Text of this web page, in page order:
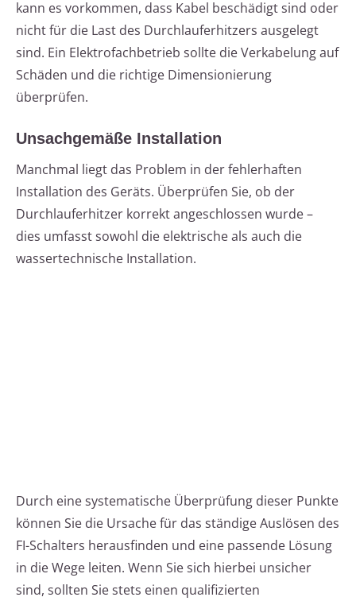
kann es vorkommen, dass Kabel beschädigt sind oder
nicht für die Last des Durchlauferhitzers ausgelegt
sind. Ein Elektrofachbetrieb sollte die Verkabelung auf
Schäden und die richtige Dimensionierung
überprüfen.
Unsachgemäße Installation
Manchmal liegt das Problem in der fehlerhaften
Installation des Geräts. Überprüfen Sie, ob der
Durchlauferhitzer korrekt angeschlossen wurde –
dies umfasst sowohl die elektrische als auch die
wassertechnische Installation.
Durch eine systematische Überprüfung dieser Punkte
können Sie die Ursache für das ständige Auslösen des
FI-Schalters herausfinden und eine passende Lösung
in die Wege leiten. Wenn Sie sich hierbei unsicher
sind, sollten Sie stets einen qualifizierten